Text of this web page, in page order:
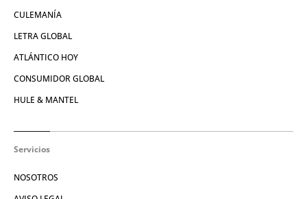
CULEMANÍA
LETRA GLOBAL
ATLÁNTICO HOY
CONSUMIDOR GLOBAL
HULE & MANTEL
Servicios
NOSOTROS